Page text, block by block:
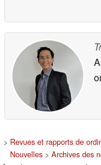
> Revues et rapports de
Nouvelles > Archives des